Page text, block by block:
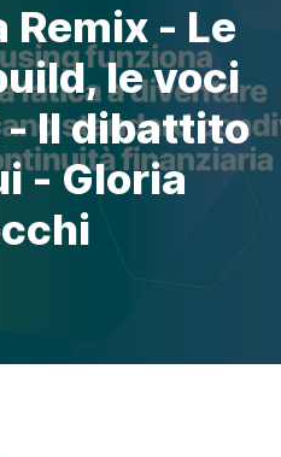
- Le
le voci
Il dibattito
- Gloria